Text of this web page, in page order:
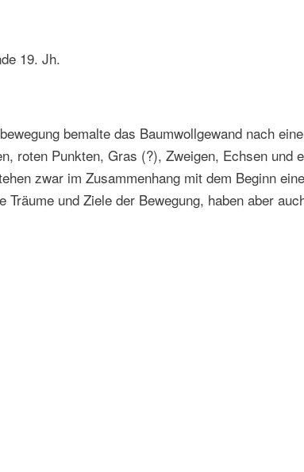
19. Jh.
bemalte das Baumwollgewand nach
roten Punkten, Gras (?), Zweigen, Echsen und
zwar im Zusammenhang mit dem Beginn
Träume und Ziele der Bewegung, haben aber